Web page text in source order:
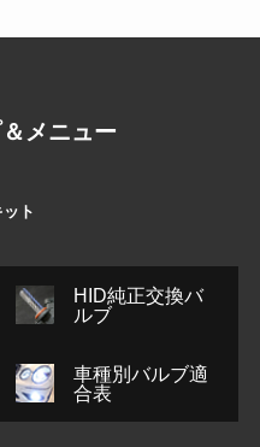
メニュー
ト
HID純正交換バ
ルブ
車種別バルブ適
合表